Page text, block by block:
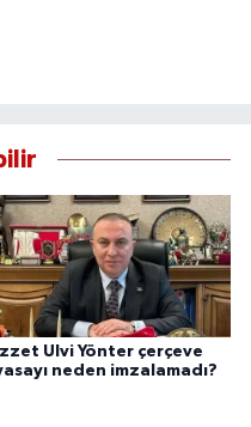
İzzet Ulvi Yönter çerçeve
neden imzalamadı?